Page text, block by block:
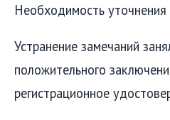
Необходимость
Устранение замечаний
положительного
регистрационное